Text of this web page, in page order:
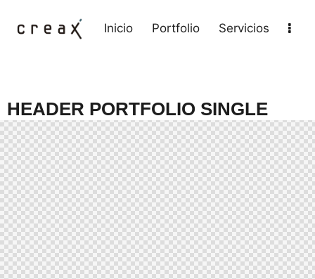
Inicio Portfolio Servicios
HEADER PORTFOLIO SINGLE